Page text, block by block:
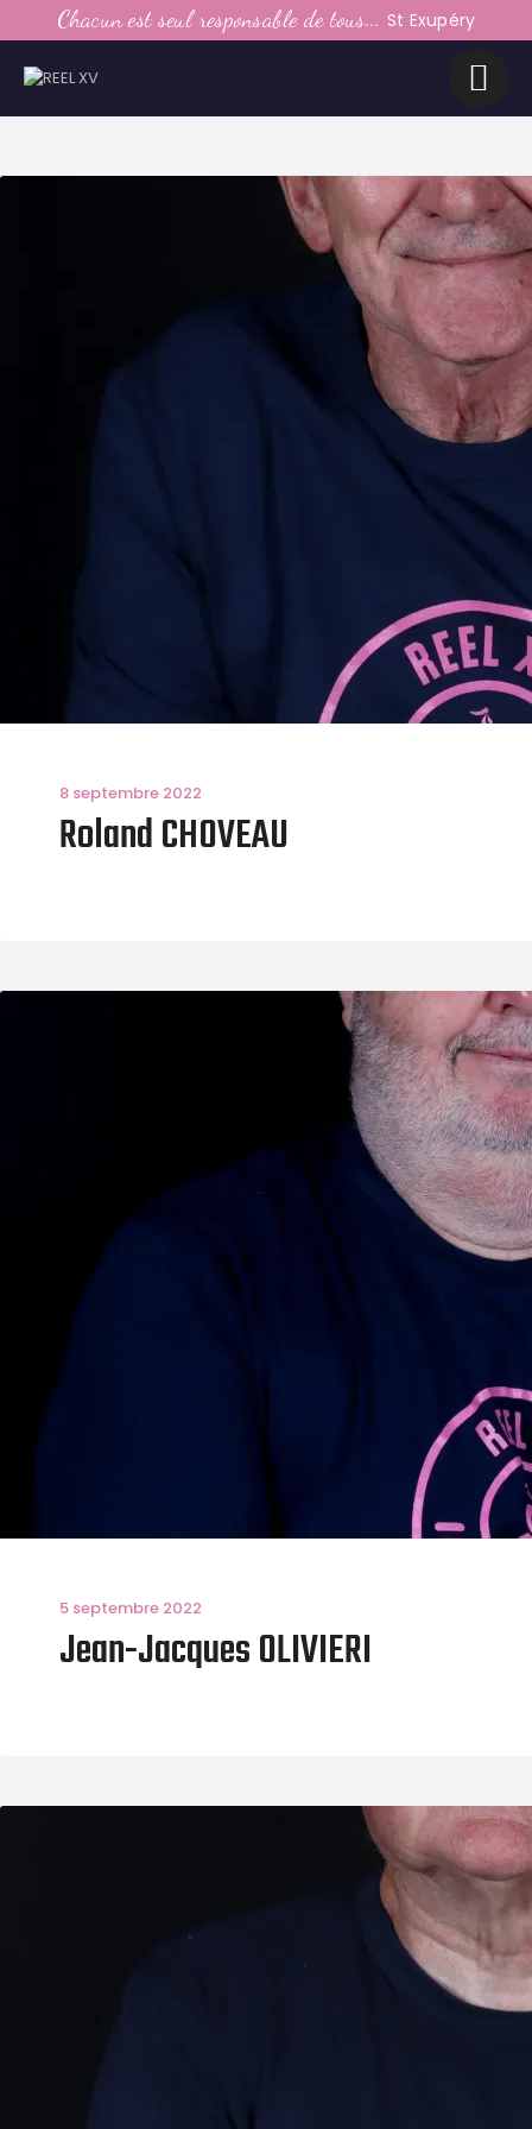
Chacun est seul responsable de tous... St Exupéry
LE CLUB
LA VIE DU CLUB
MEDIAS
8 septembre 2022
Roland CHOVEAU
5 septembre 2022
Jean-Jacques OLIVIERI